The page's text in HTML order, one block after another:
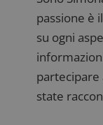
passione è
su ogni
partecipare
state